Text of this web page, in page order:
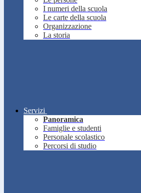
I numeri della scuola
Le carte della scuola
Organizzazione
La storia
Servizi
Panoramica
Famiglie e studenti
Personale scolastico
Percorsi di studio